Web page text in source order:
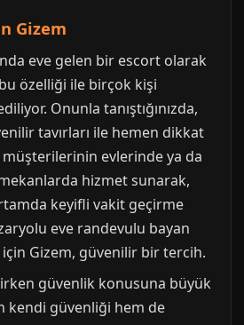
Gizem
eve gelen bir escort olarak
özelliği ile birçok kişi
Onunla tanıştığınızda,
tavırları ile hemen dikkat
müşterilerinin evlerinde ya da
hizmet sunarak,
keyifli vakit geçirme
eve randevulu bayan
için Gizem, güvenilir bir tercih.
güvenlik konusuna büyük
kendi güvenliği hem de